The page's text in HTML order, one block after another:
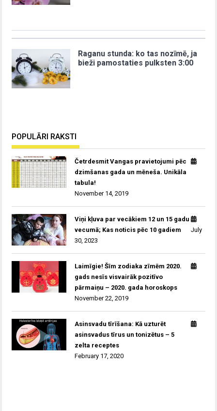
Raganu stunda: ko tas nozīmē, ja
bieži pamostaties pulksten 3:00
POPULĀRI RAKSTI
Četrdesmit Vangas pravietojumi pēc
dzimšanas gada un mēneša. Unikāla
tabula!
November 14, 2019
Viņi kļuva par vecākiem 12 un 15 gadu
vecumā; Kas noticis pēc 10 gadiem
July
30, 2023
Laimīgie! Šīm zodiaka zīmēm 2020.
gads nesīs visvairāk pozitīvo
pārmaiņu – 2020. gada horoskops
November 22, 2019
Asinsvadu tīrīšana: Kā uzturēt
asinsvadus tīrus un tonizētus – 5
zelta receptes
February 17, 2020